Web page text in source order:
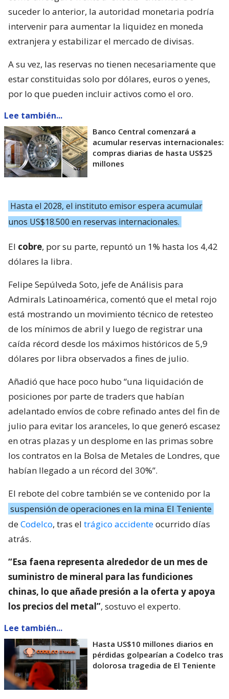
suceder lo anterior, la autoridad monetaria podría
intervenir para aumentar la liquidez en moneda
extranjera y estabilizar el mercado de divisas.
A su vez, las reservas no tienen necesariamente que
estar constituidas solo por dólares, euros o yenes,
por lo que pueden incluir activos como el oro.
Lee también...
Banco Central comenzará a
acumular reservas internacionales:
compras diarias de hasta US$25
millones
Hasta el 2028, el instituto emisor espera acumular
unos US$18.500 en reservas internacionales.
El cobre, por su parte, repuntó un 1% hasta los 4,42
dólares la libra.
Felipe Sepúlveda Soto, jefe de Análisis para
Admirals Latinoamérica, comentó que el metal rojo
está mostrando un movimiento técnico de retesteo
de los mínimos de abril y luego de registrar una
caída récord desde los máximos históricos de 5,9
dólares por libra observados a fines de julio.
Añadió que hace poco hubo “una liquidación de
posiciones por parte de traders que habían
adelantado envíos de cobre refinado antes del fin de
julio para evitar los aranceles, lo que generó escasez
en otras plazas y un desplome en las primas sobre
los contratos en la Bolsa de Metales de Londres, que
habían llegado a un récord del 30%”.
El rebote del cobre también se ve contenido por la
suspensión de operaciones en la mina El Teniente
deCodelco, tras el trágico accidenteocurrido días
atrás.
“Esa faena representa alrededor de un mes de
suministro de mineral para las fundiciones
chinas, lo que añade presión a la oferta y apoya
los precios del metal”, sostuvo el experto.
Lee también...
Hasta US$10 millones diarios en
pérdidas golpearían a Codelco tras
dolorosa tragedia de El Teniente